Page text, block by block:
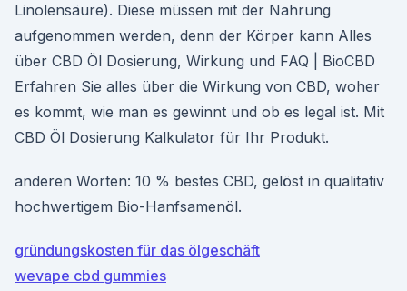
Linolensäure). Diese müssen mit der Nahrung
aufgenommen werden, denn der Körper kann Alles
über CBD Öl Dosierung, Wirkung und FAQ | BioCBD
Erfahren Sie alles über die Wirkung von CBD, woher
es kommt, wie man es gewinnt und ob es legal ist. Mit
CBD Öl Dosierung Kalkulator für Ihr Produkt.
anderen Worten: 10 % bestes CBD, gelöst in qualitativ
hochwertigem Bio-Hanfsamenöl.
gründungskosten für das ölgeschäft
wevape cbd gummies